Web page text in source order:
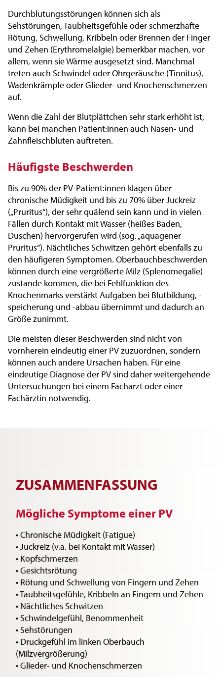
Durchblutungsstörungen können sich als
Sehstörungen, Taubheitsgefühle oder schmerzhafte
Rötung, Schwellung, Kribbeln oder Brennen der Finger
und Zehen (Erythromelalgie) bemerkbar machen, vor
allem, wenn sie Wärme ausgesetzt sind. Manchmal
treten auch Schwindel oder Ohrgeräusche (Tinnitus),
Wadenkrämpfe oder Glieder- und Knochenschmerzen
auf.
Wenn die Zahl der Blutplättchen sehr stark erhöht ist,
kann bei manchen Patient:innen auch Nasen- und
Zahnfleischbluten auftreten.
Häufigste Beschwerden
Bis zu 90% der PV-Patient:innen klagen über
chronische Müdigkeit und bis zu 70% über Juckreiz
(„Pruritus“), der sehr quälend sein kann und in vielen
Fällen durch Kontakt mit Wasser (heißes Baden,
Duschen) hervorgerufen wird (sog. „aquagener
Pruritus“). Nächtliches Schwitzen gehört ebenfalls zu
den häufigeren Symptomen. Oberbauchbeschwerden
können durch eine vergrößerte Milz (Splenomegalie)
zustande kommen, die bei Fehlfunktion des
Knochenmarks verstärkt Aufgaben bei Blutbildung, -
speicherung und -abbau übernimmt und dadurch an
Größe zunimmt.
Die meisten dieser Beschwerden sind nicht von
vornherein eindeutig einer PV zuzuordnen, sondern
können auch andere Ursachen haben. Für eine
eindeutige Diagnose der PV sind daher weitergehende
Untersuchungen bei einem Facharzt oder einer
Fachärztin notwendig.
ZUSAMMENFASSUNG
Mögliche Symptome einer PV
• Chronische Müdigkeit (Fatigue)
• Juckreiz (v.a. bei Kontakt mit Wasser)
• Kopfschmerzen
• Gesichtsrötung
• Rötung und Schwellung von Fingern und Zehen
• Taubheitsgefühle, Kribbeln an Fingern und Zehen
• Nächtliches Schwitzen
• Schwindelgefühl, Benommenheit
• Sehstörungen
• Druckgefühl im linken Oberbauch
(Milzvergrößerung)
• Glieder- und Knochenschmerzen